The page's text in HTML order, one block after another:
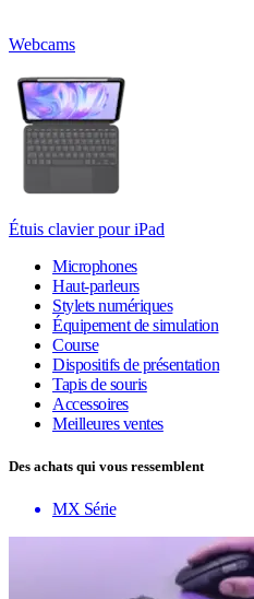
Webcams
Étuis clavier pour iPad
Microphones
Haut-parleurs
Stylets numériques
Équipement de simulation
Course
Dispositifs de présentation
Tapis de souris
Accessoires
Meilleures ventes
Des achats qui vous ressemblent
MX Série